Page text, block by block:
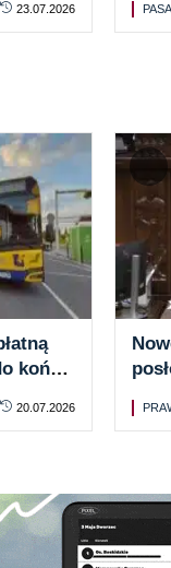
23.07.2026
końca
20.07.2026